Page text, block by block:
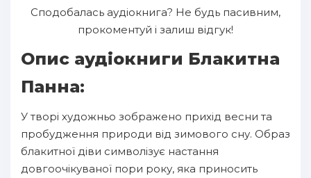
Сподобалась аудіокнига? Не будь пасивним,
прокоментуй і залиш відгук!
Опис аудіокниги Блакитна
Панна:
У творі художньо зображено прихід весни та
пробудження природи від зимового сну. Образ
блакитної діви символізує настання
довгоочікуваної пори року, яка приносить